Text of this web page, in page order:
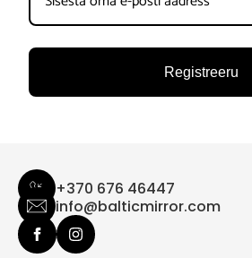
Registreeru
+370 676 46447
info@balticmirror.com